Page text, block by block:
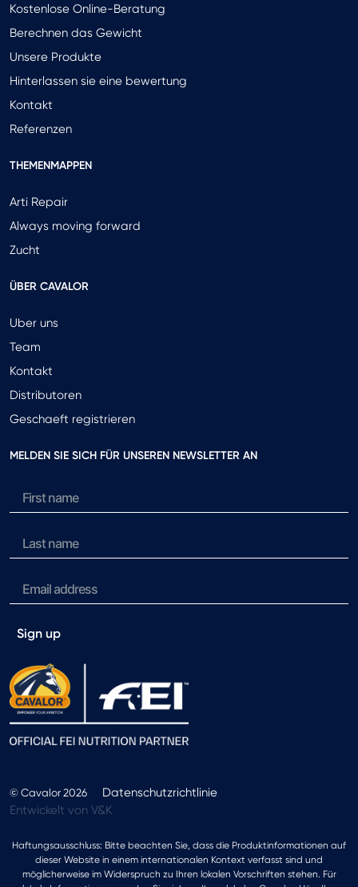
Kostenlose Online-Beratung
Berechnen das Gewicht
Unsere Produkte
Hinterlassen sie eine bewertung
Kontakt
Referenzen
THEMENMAPPEN
Arti Repair
Always moving forward
Zucht
ÜBER CAVALOR
Uber uns
Team
Kontakt
Distributoren
Geschaeft registrieren
MELDEN SIE SICH FÜR UNSEREN NEWSLETTER AN
Sign up
© Cavalor 2026
Datenschutzrichtlinie
Entwickelt von V&K
Haftungsausschluss: Bitte beachten Sie, dass die Produktinformationen auf
dieser Website in einem internationalen Kontext verfasst sind und
möglicherweise im Widerspruch zu Ihren lokalen Vorschriften stehen. Für